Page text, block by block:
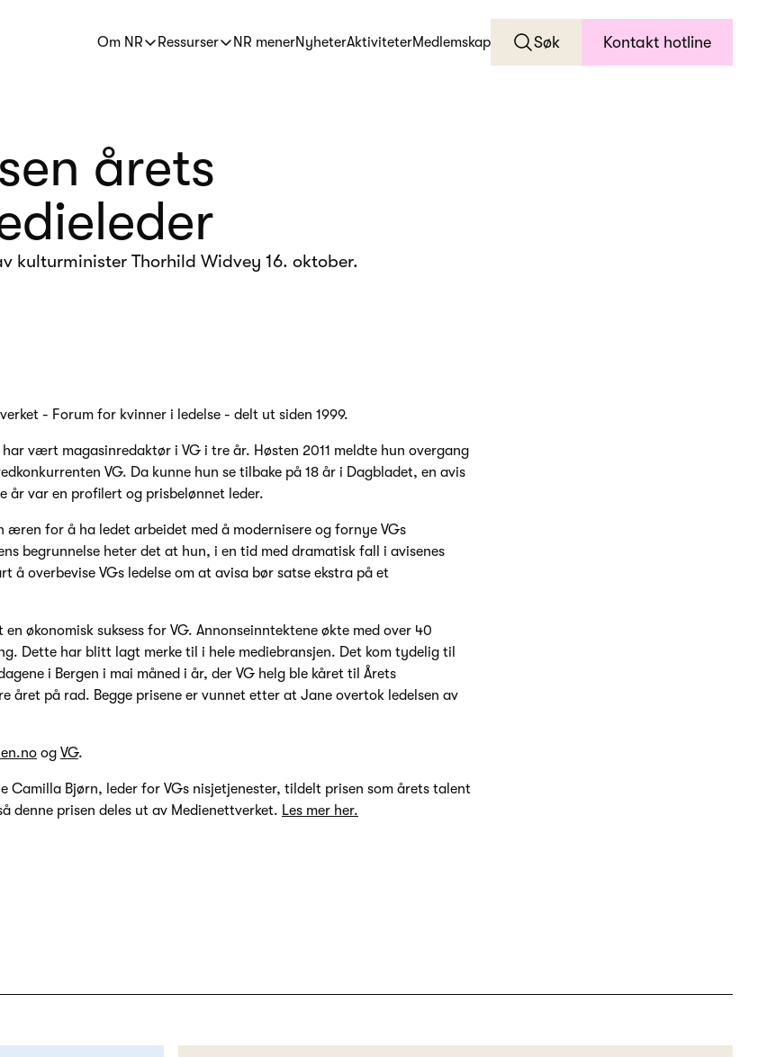
Om NR
Ressurser NR menerNyheterAktiviteterMedlemskap Søk Kontakt hotline
årets
kulturminister Thorhild Widvey 16. oktober.
- Forum for kvinner i ledelse - delt ut siden 1999.
vært magasinredaktør i VG i tre år. Høsten 2011 meldte hun overgang
VG. Da kunne hun se tilbake på 18 år i Dagbladet, en avis
år var en profilert og prisbelønnet leder.
æren for å ha ledet arbeidet med å modernisere og fornye VGs
begrunnelse heter det at hun, i en tid med dramatisk fall i avisenes
å overbevise VGs ledelse om at avisa bør satse ekstra på et
en økonomisk suksess for VG. Annonseinntektene økte med over 40
Dette har blitt lagt merke til i hele mediebransjen. Det kom tydelig til
i Bergen i mai måned i år, der VG helg ble kåret til Årets
året på rad. Begge prisene er vunnet etter at Jane overtok ledelsen av
og VG.
Camilla Bjørn, leder for VGs nisjetjenester, tildelt prisen som årets talent
denne prisen deles ut av Medienettverket. Les mer her.